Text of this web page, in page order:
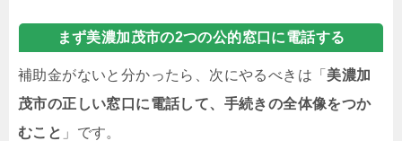
まず美濃加茂市の2つの公的窓口に電話する
補助金がないと分かったら、次にやるべきは「 美濃加
茂市の正しい窓口に電話して、手続きの全体像をつか
むこと 」です。